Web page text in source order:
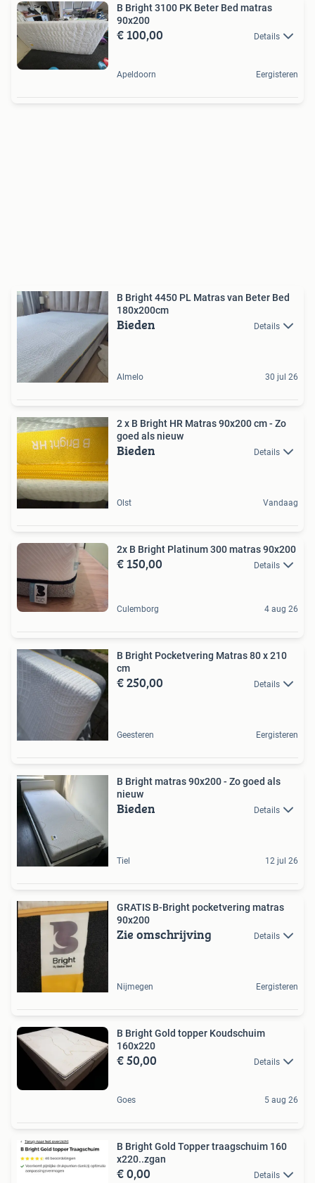
B Bright 3100 PK Beter Bed matras
90x200
€ 100,00 Details
Apeldoorn Eergisteren
B Bright 4450 PL Matras van Beter Bed
180x200cm
Bieden Details
Almelo 30 jul 26
2 x B Bright HR Matras 90x200 cm - Zo
goed als nieuw
Bieden Details
Olst Vandaag
2x B Bright Platinum 300 matras 90x200
€ 150,00 Details
Culemborg 4 aug 26
B Bright Pocketvering Matras 80 x 210
cm
€ 250,00 Details
Geesteren Eergisteren
B Bright matras 90x200 - Zo goed als
nieuw
Bieden Details
Tiel 12 jul 26
GRATIS B-Bright pocketvering matras
90x200
Zie omschrijving Details
Nijmegen Eergisteren
B Bright Gold topper Koudschuim
160x220
€ 50,00 Details
Goes 5 aug 26
B Bright Gold Topper traagschuim 160
x220..zgan
€ 0,00 Details